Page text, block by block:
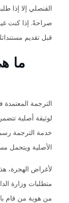
القنصلي إلا إذا
صراحةً. إذا كنت
قبل تقديم
ما
الترجمة
لوثيقة أصلية
خدمة الترجمة
الأصلية ويتحمل
لأغراض الهجرة،
متطلبات وزارة
من هوية من قام